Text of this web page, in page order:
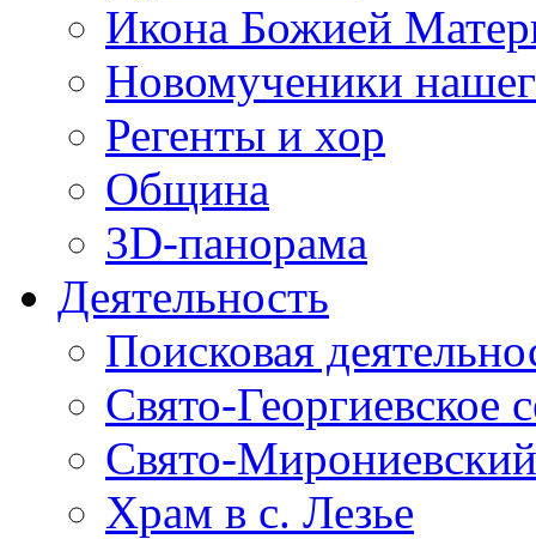
Икона Божией
Новомученики
Регенты и хор
Община
3D-панорама
Деятельность
Поисковая
Свято-Георгиевское
Свято-
Храм в с. Лезье